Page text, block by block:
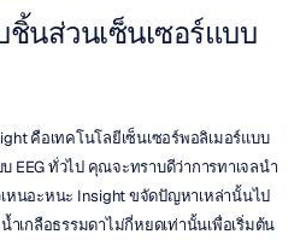
นส่วนเซ็นเซอร์แบบ
คือเทคโนโลยีเซ็นเซอร์พอลิเมอร์แบบ
EEG ทั่วไป คุณจะทราบดีว่าการทาเจลนำ
หนอะหนะ Insight ขจัดปัญหาเหล่านั้นไป
น้ำเกลือธรรมดาไม่กี่หยดเท่านั้นเพื่อเริ่มต้น